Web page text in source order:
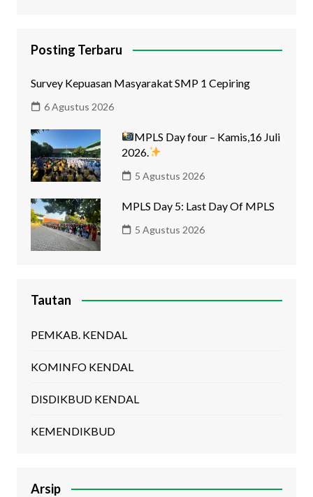
Posting Terbaru
Survey Kepuasan Masyarakat SMP 1 Cepiring
6 Agustus 2026
MPLS Day four – Kamis,16 Juli
2026.
5 Agustus 2026
MPLS Day 5: Last Day Of MPLS
5 Agustus 2026
Tautan
PEMKAB. KENDAL
KOMINFO KENDAL
DISDIKBUD KENDAL
KEMENDIKBUD
Arsip